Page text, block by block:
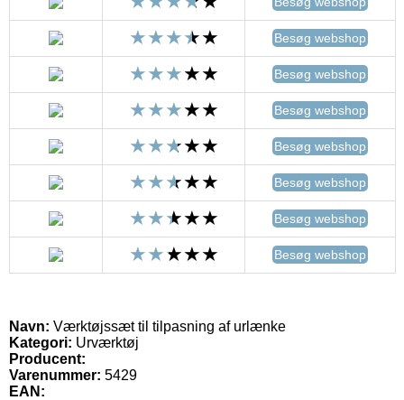
Besøg webshop
Besøg webshop
Besøg webshop
Besøg webshop
Besøg webshop
Besøg webshop
Besøg webshop
Navn: Værktøjssæt til tilpasning af urlænke
Kategori: Urværktøj
Producent:
Varenummer: 5429
EAN: